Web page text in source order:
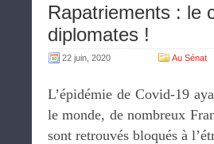
Rapatriements : le
diplomates !
22 juin, 2020 Au Sénat
L’épidémie de Covid-19
le monde, de nombreux
sont retrouvés bloqués à